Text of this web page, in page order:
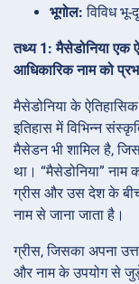
भूगोल: विविध भू-
तथ्य 1: मैसेडोनिया एक
आधिकारिक नाम को
मैसेडोनिया के
इतिहास में विभिन्न
मैसेडन भी शामिल है,
था। “मैसेडोनिया” नाम
ग्रीस और उस देश के
नाम से जाना जाता है।
ग्रीस, जिसका अपना
और नाम के उपयोग से जुड़े